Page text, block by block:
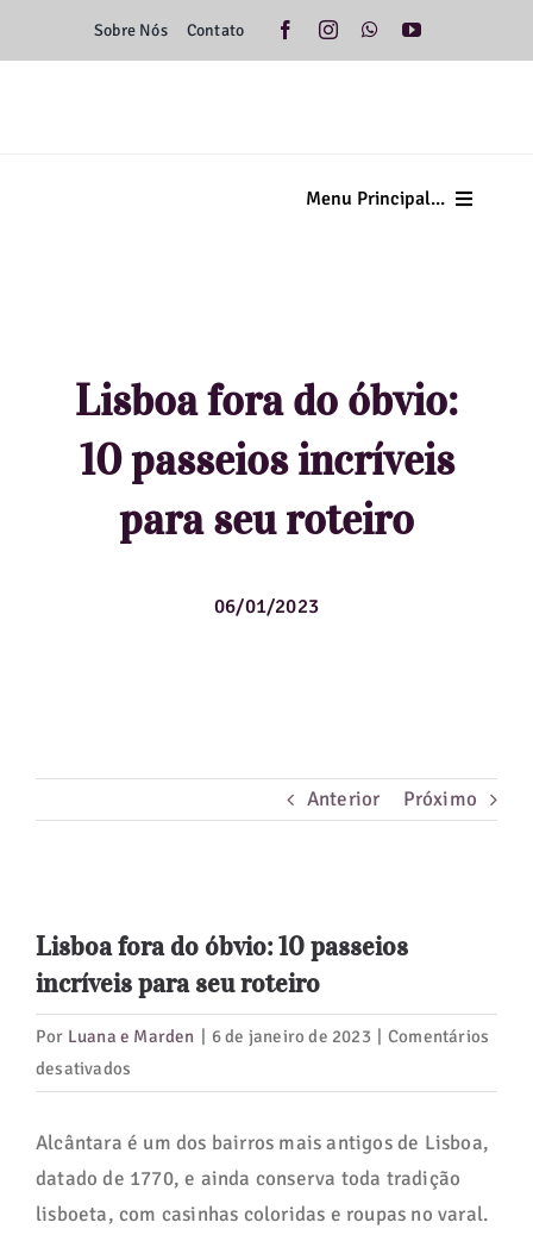
Sobre Nós Contato
Menu Principal...
Brasil
Américas
Lisboa fora do óbvio:
10 passeios incríveis
para seu roteiro
06/01/2023
Anterior Próximo
Larger
Image
Lisboa fora do óbvio: 10 passeios
incríveis para seu roteiro
Por Luana e Marden | 6 de janeiro de 2023 | Comentários
desativados
Lisboa
fora
óbvio:
10
Alcântara é um dos bairros mais antigos de Lisboa,
datado de 1770, e ainda conserva toda tradição
lisboeta, com casinhas coloridas e roupas no varal.